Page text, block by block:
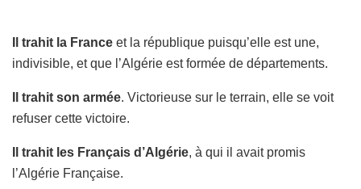
Il trahit la France et la république puisqu’elle est une,
indivisible, et que l’Algérie est formée de départements.
Il trahit son armée. Victorieuse sur le terrain, elle se voit
refuser cette victoire.
Il trahit les Français d’Algérie, à qui il avait promis
l’Algérie Française.